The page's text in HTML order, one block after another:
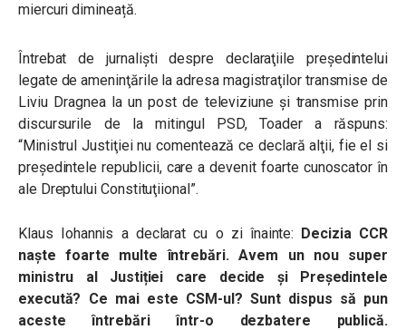
miercuri dimineață.
Întrebat de jurnalişti despre declaraţiile preşedintelui
legate de ameninţările la adresa magistraţilor transmise de
Liviu Dragnea la un post de televiziune și transmise prin
discursurile de la mitingul PSD, Toader a răspuns:
“Ministrul Justiţiei nu comentează ce declară alţii, fie el si
preşedintele republicii, care a devenit foarte cunoscator în
ale Dreptului Constituţiional”.
Klaus Iohannis a declarat cu o zi înainte: Decizia CCR
naște foarte multe întrebări. Avem un nou super
ministru al Justiției care decide și Președintele
execută? Ce mai este CSM-ul? Sunt dispus să pun
aceste întrebări într-o dezbatere publică.